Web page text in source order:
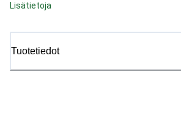
Lisätietoja
Tuotetiedot